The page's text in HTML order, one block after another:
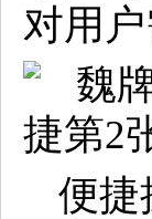
对用
便捷